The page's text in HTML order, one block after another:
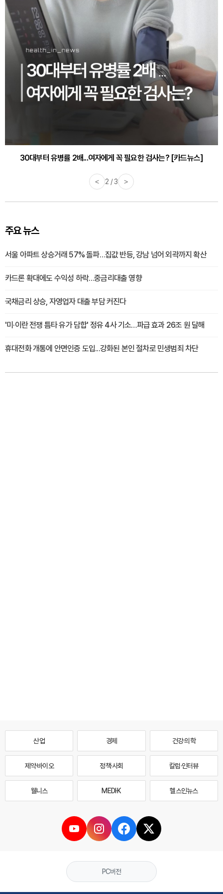
30대부터 유병률 2배...여자에게 꼭 필요한 검사는? [카드뉴스]
< 2 / 3 >
주요 뉴스
서울 아파트 상승거래 57% 돌파…집값 반등, 강남 넘어 외곽까지 확산
카드론 확대에도 수익성 하락…중금리대출 영향
국채금리 상승, 자영업자 대출 부담 커진다
'미·이란 전쟁 틈타 유가 담합' 정유 4사 기소…파급 효과 26조 원 달해
휴대전화 개통에 안면인증 도입...강화된 본인 절차로 민생범죄 차단
산업 경제 건강·의학
제약·바이오 정책·사회 칼럼·인터뷰
웰니스 MEDI·K 헬스인뉴스
PC버전